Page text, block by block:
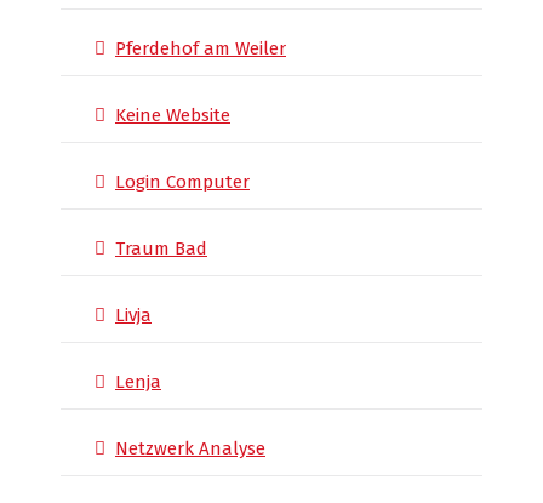
Pferdehof am Weiler
Keine Website
Login Computer
Traum Bad
Livja
Lenja
Netzwerk Analyse